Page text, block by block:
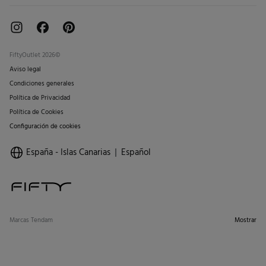
FiftyOutlet 2026©
Aviso legal
Condiciones generales
Política de Privacidad
Política de Cookies
Configuración de cookies
España - Islas Canarias Español
Marcas Tendam Mostrar